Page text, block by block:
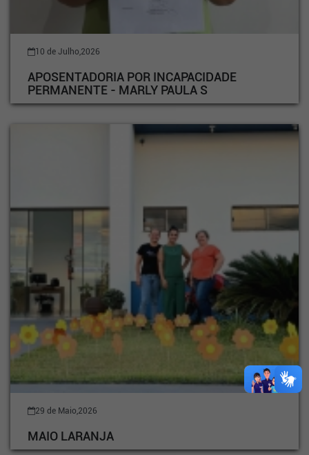
10 de Julho,2026
APOSENTADORIA POR INCAPACIDADE
PERMANENTE - MARLY PAULA S
29 de Maio,2026
MAIO LARANJA